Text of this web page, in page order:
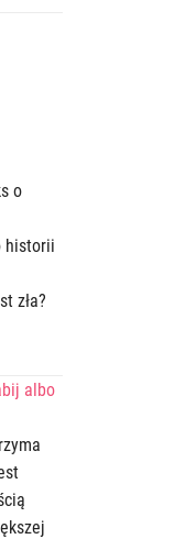
o
historii
zła?
albo